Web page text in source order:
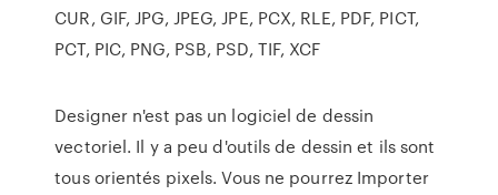
CUR, GIF, JPG, JPEG, JPE, PCX, RLE, PDF, PICT,
PCT, PIC, PNG, PSB, PSD, TIF, XCF
Designer n'est pas un logiciel de dessin
vectoriel. Il y a peu d'outils de dessin et ils sont
tous orientés pixels. Vous ne pourrez Importer